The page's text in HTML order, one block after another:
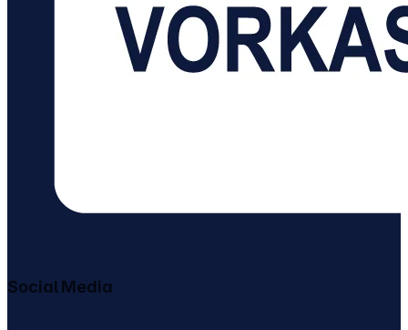
Social Media